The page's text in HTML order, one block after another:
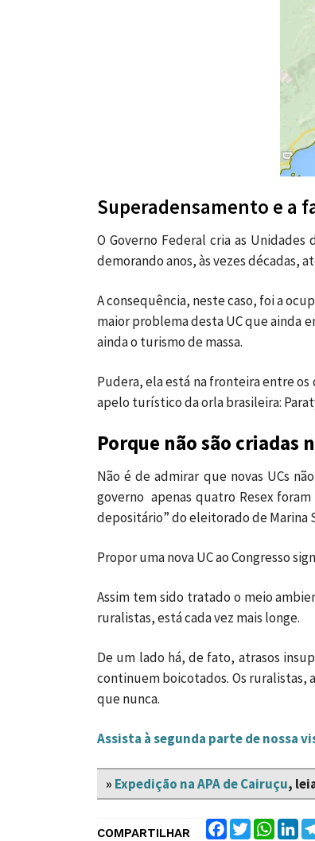
Superadensamento e a
O Governo Federal cria as
demorando anos, às vezes décadas,
A consequência, neste caso, foi a
maior problema desta UC que ainda
ainda o turismo de massa.
Pudera, ela está na fronteira entre os
apelo turístico da orla brasileira:
Porque não são criadas
Não é de admirar que novas UCs
governo apenas quatro Resex
depositário” do eleitorado de Marina
Propor uma nova UC ao Congresso
Assim tem sido tratado o meio
ruralistas, está cada vez mais longe.
De um lado há, de fato, atrasos
continuem boicotados. Os ruralistas,
que nunca.
Assista à segunda parte de nossa
» Expedição na APA de Cairuçu,
COMPARTILHAR
Facebook
Twitter